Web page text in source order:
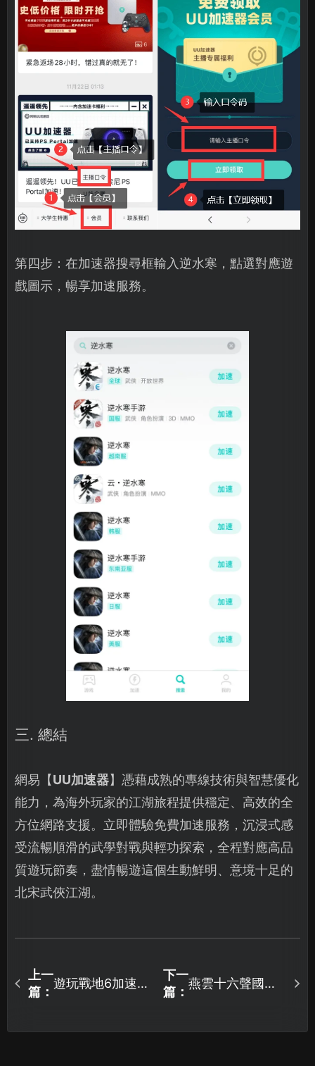
第四步：在加速器搜尋框輸入逆水寒，點選對應遊
戲圖示，暢享加速服務。
三. 總結
網易【UU加速器】憑藉成熟的專線技術與智慧優化
能力，為海外玩家的江湖旅程提供穩定、高效的全
方位網路支援。立即體驗免費加速服務，沉浸式感
受流暢順滑的武學對戰與輕功探索，全程對應高品
質遊玩節奏，盡情暢遊這個生動鮮明、意境十足的
北宋武俠江湖。
上一
篇：
遊玩戰地6加速器
下一
篇：
燕雲十六聲國服
更順暢、遊玩無